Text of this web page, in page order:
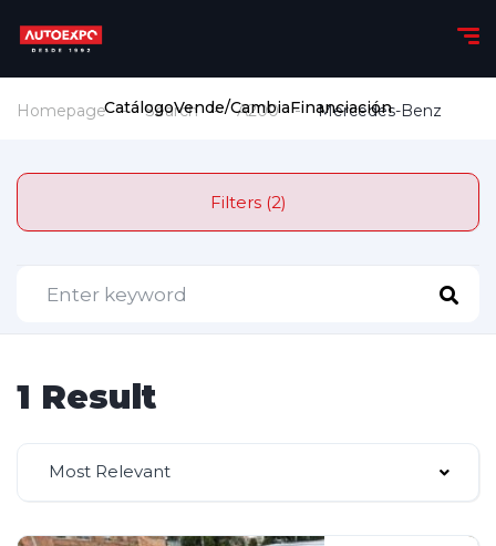
CatálogoVende/CambiaFinanciación
Homepage Search A200 Mercedes-Benz
Filters (2)
1 Result
Most Relevant